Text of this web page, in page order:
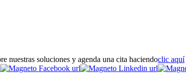
nuestras soluciones y agenda una cita haciendoclic aquí